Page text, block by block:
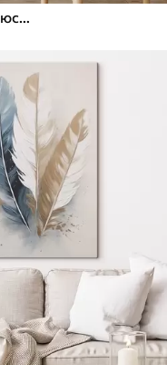
Абстрактна композиція, плоска ілюстрація